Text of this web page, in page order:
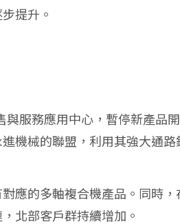
提升。
與服務應用中心，暫停新產品開
機械的聯盟，利用其強大通路
應的多軸複合機產品。同時，
北部客戶群持續增加。